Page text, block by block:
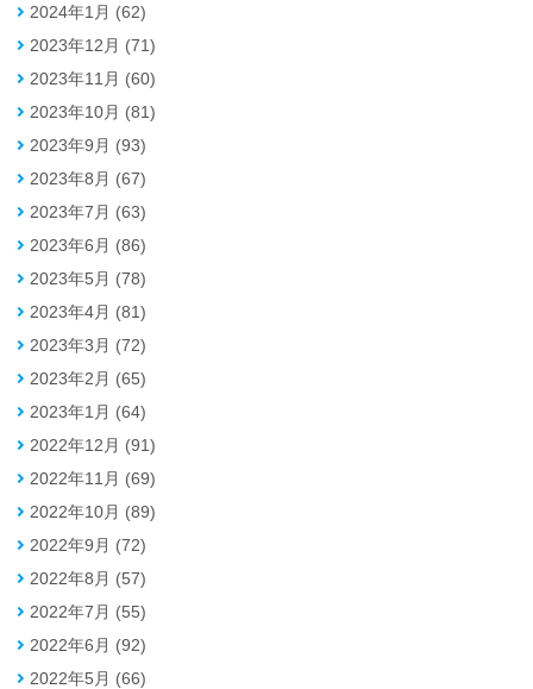
2024年1月 (62)
2023年12月 (71)
2023年11月 (60)
2023年10月 (81)
2023年9月 (93)
2023年8月 (67)
2023年7月 (63)
2023年6月 (86)
2023年5月 (78)
2023年4月 (81)
2023年3月 (72)
2023年2月 (65)
2023年1月 (64)
2022年12月 (91)
2022年11月 (69)
2022年10月 (89)
2022年9月 (72)
2022年8月 (57)
2022年7月 (55)
2022年6月 (92)
2022年5月 (66)